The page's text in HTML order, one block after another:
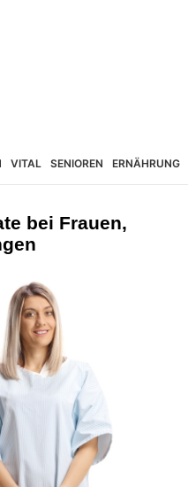
VITAL SENIOREN ERNÄHRUNG
bei Frauen,